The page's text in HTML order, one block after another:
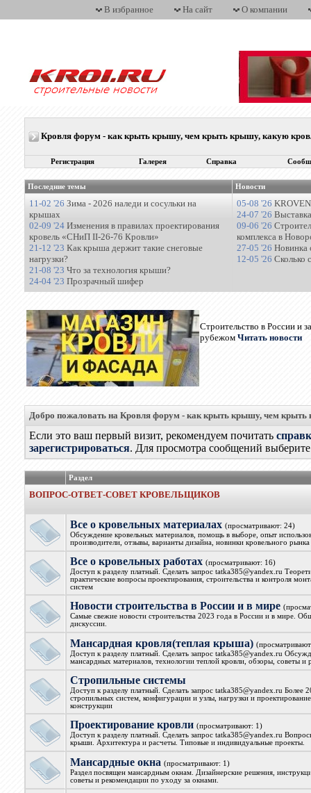
В избранное На сайт О компании
Кровля форум - как крыть крышу, чем крыть крышу, какую
Регистрация Галерея Справка
Последние темы Новости
11-02 '26 Зима - 2026 наледи и сосульки на
крышах
02-09 '24 Изменения в правилах проектирования
кровель «СНиП II-26-76 Кровли»
21-12 '23 Как крыша держит такие снеговые
нагрузки?
21-08 '23 Что за технология крыши?
24-04 '23 Прозрачный шифер
05-08 '26
24-07 '26
09-06 '26
комплекса в
27-05 '26 Новинка
12-05 '26 Сколько
Строительство в России и за
рубежомЧитать новости
Добро пожаловать на Кровля форум - как крыть крышу, чем
Если это ваш первый визит, рекомендуем почитать
зарегистрироваться. Для просмотра сообщений выберите
Раздел
ВОПРОС-ОТВЕТ-СОВЕТ КРОВЕЛЬЩИКОВ
Все о кровельных материалах (просматривают: 24)
Обсуждение кровельных материалов, помощь в выборе, опыт
производители, отзывы, варианты дизайна, новинки кровельного рынка
Все о кровельных работах (просматривают: 16)
Доступ к разделу платный. Сделать запрос tatka385@yandex.ru
практические вопросы проектирования, строительства и контроля
систем
Новости строительства в России и в мире
Самые свежие новости строительства 2023 года в России и в мире.
дискуссии.
Мансардная кровля(теплая крыша)
Доступ к разделу платный. Сделать запрос tatka385@yandex.ru
мансардных материалов, технологии теплой кровли, обзоры, советы и
Стропильные системы
Доступ к разделу платный. Сделать запрос tatka385@yandex.ru Более
стропильных систем, конфигурации и узлы, нагрузки и
конструкции
Проектирование кровли (просматривают: 1)
Доступ к разделу платный. Сделать запрос tatka385@yandex.ru
крыши. Архитектура и расчеты. Типовые и индивидуальные проекты.
Мансардные окна (просматривают: 1)
Раздел посвящен мансардным окнам. Дизайнерские решения,
советы и рекомендации по уходу за окнами.